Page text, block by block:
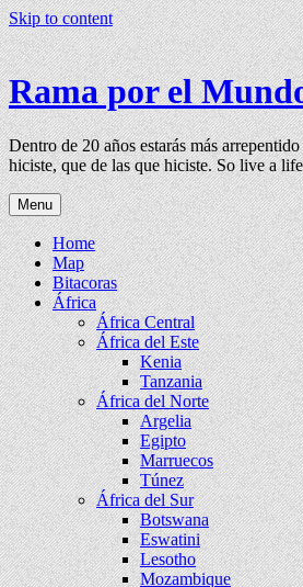
Skip to content
Rama por el
Dentro de 20 años estarás más
hiciste, que de las que hiciste. So live a
Menu
Home
Map
Bitacoras
África
África Central
África del Este
Kenia
Tanzania
África del Norte
Argelia
Egipto
Marruecos
Túnez
África del Sur
Botswana
Eswatini
Lesotho
Mozambique